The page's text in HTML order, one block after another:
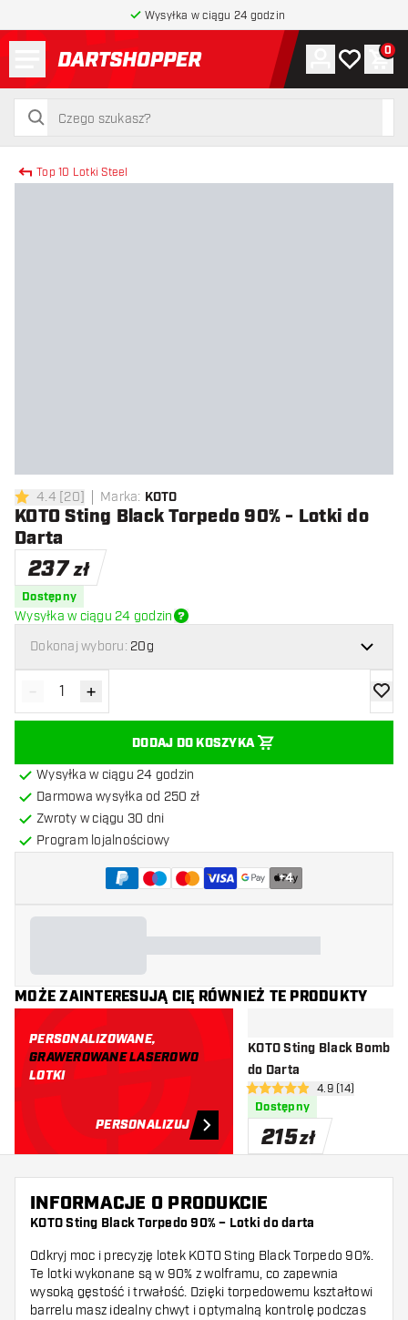
Wysyłka w ciągu 24 godzin
powrót do strony głównej
szukaj
szukaj
Konto
Moja lista
0
Top 10 Lotki Steel
4.4 gwiazdki oceny
4.4 [20] Marka: KOTO
KOTO Sting Black Torpedo 90% - Lotki do
Darta
237 zł
Dostępny
Wysyłka w ciągu 24 godzin
Dokonaj wyboru: 20g
Zmniejsz ilość
- Zwiększ ilość
+
DODAJ DO KOSZYKA
Wysyłka w ciągu 24 godzin
Darmowa wysyłka od 250 zł
Zwroty w ciągu 30 dni
Program lojalnościowy
+4
MOŻE ZAINTERESUJĄ CIĘ RÓWNIEŻ TE PRODUKTY
PERSONALIZOWANE,
GRAWEROWANE LASEROWO
LOTKI
PERSONALIZUJ
KOTO Sting Black Bomb
do Darta
otwórz panel
4.9 gwiazdki oceny
4.9 (14)
Dostępny
215zł
INFORMACJE O PRODUKCIE
KOTO Sting Black Torpedo 90% – Lotki do darta
Odkryj moc i precyzję lotek KOTO Sting Black Torpedo 90%.
Te lotki wykonane są w 90% z wolframu, co zapewnia
wysoką gęstość i trwałość. Dzięki torpedowemu kształtowi
barrelu masz idealny chwyt i optymalną kontrolę podczas